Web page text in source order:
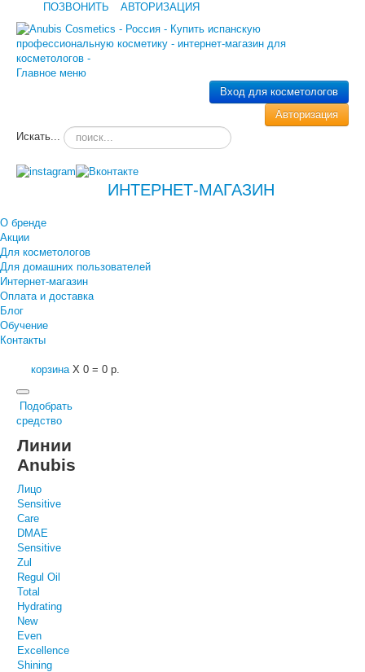
ПОЗВОНИТЬ АВТОРИЗАЦИЯ
Главное меню
Вход для косметологов
Авторизация
Искать...
ИНТЕРНЕТ-МАГАЗИН
О бренде
Акции
Для косметологов
Для домашних пользователей
Интернет-магазин
Оплата и доставка
Блог
Обучение
Контакты
корзина X 0 = 0 р.
Подобрать
средство
Линии
Anubis
Лицо
Sensitive
Care
DMAE
Sensitive
Zul
Regul Oil
Total
Hydrating
New
Even
Excellence
Shining